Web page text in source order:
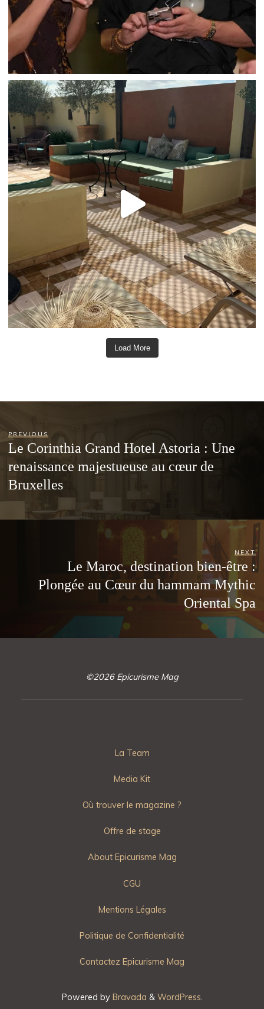
Load More
PREVIOUS
Le Corinthia Grand Hotel Astoria : Une
renaissance majestueuse au cœur de
Bruxelles
NEXT
Le Maroc, destination bien-être :
Plongée au Cœur du hammam Mythic
Oriental Spa
©2026 Epicurisme Mag
La Team
Media Kit
Où trouver le magazine ?
Offre de stage
About Epicurisme Mag
CGU
Mentions Légales
Politique de Confidentialité
Contactez Epicurisme Mag
Powered byBravada & WordPress.